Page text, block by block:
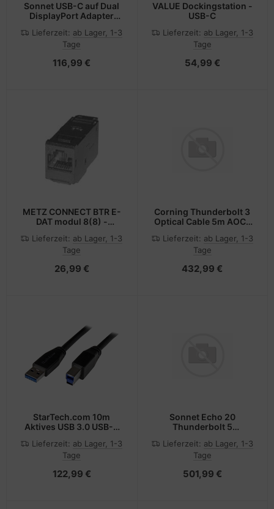
Sonnet USB-C auf Dual
DisplayPort Adapter
Digital/Daten
Lieferzeit: ab Lager, 1-3
Tage
116,99 €
VALUE Dockingstation -
USB-C
Lieferzeit: ab Lager, 1-3
Tage
54,99 €
METZ CONNECT BTR E-
DAT modul 8(8) -
6
Lieferzeit: ab Lager, 1-3
Tage
26,99 €
Corning Thunderbolt 3
Optical Cable 5m AOC-
Kabel - Digital/Daten
Lieferzeit: ab Lager, 1-3
Tage
432,99 €
StarTech.com 10m
Aktives USB 3.0 USB-A
zu USB B
Anschlusskabel - USB
Lieferzeit: ab Lager, 1-3
Tage
122,99 €
Sonnet Echo 20
Thunderbolt 5
Lieferzeit: ab Lager, 1-3
Tage
501,99 €